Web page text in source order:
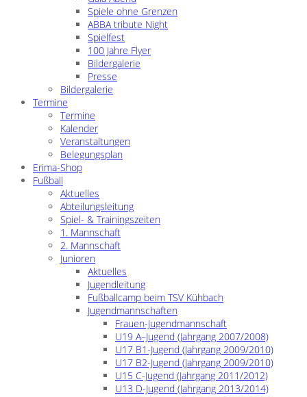
Spiele ohne Grenzen
ABBA tribute Night
Spielfest
100 Jahre Flyer
Bildergalerie
Presse
Bildergalerie
Termine
Termine
Kalender
Veranstaltungen
Belegungsplan
Erima-Shop
Fußball
Aktuelles
Abteilungsleitung
Spiel- & Trainingszeiten
1. Mannschaft
2. Mannschaft
Junioren
Aktuelles
Jugendleitung
Fußballcamp beim TSV Kühbach
Jugendmannschaften
Frauen-Jugendmannschaft
U19 A–Jugend (Jahrgang 2007/2008)
U17 B1-Jugend (Jahrgang 2009/2010)
U17 B2-Jugend (Jahrgang 2009/2010)
U15 C-Jugend (Jahrgang 2011/2012)
U13 D-Jugend (Jahrgang 2013/2014)